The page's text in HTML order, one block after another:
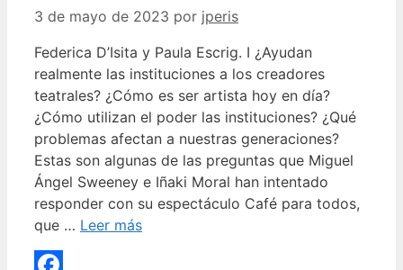
3 de mayo de 2023 por jperis
Federica D’Isita y Paula Escrig. I ¿Ayudan
realmente las instituciones a los creadores
teatrales? ¿Cómo es ser artista hoy en día?
¿Cómo utilizan el poder las instituciones? ¿Qué
problemas afectan a nuestras generaciones?
Estas son algunas de las preguntas que Miguel
Ángel Sweeney e Iñaki Moral han intentado
responder con su espectáculo Café para todos,
que … Leer más